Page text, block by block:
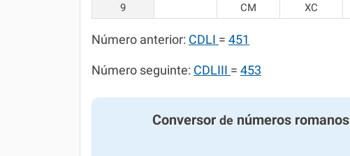
9
CM XC
Número anterior: CDLI = 451
Número seguinte: CDLIII = 453
Conversor denúmeros romanos